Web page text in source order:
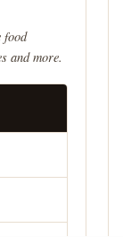
food
and more.